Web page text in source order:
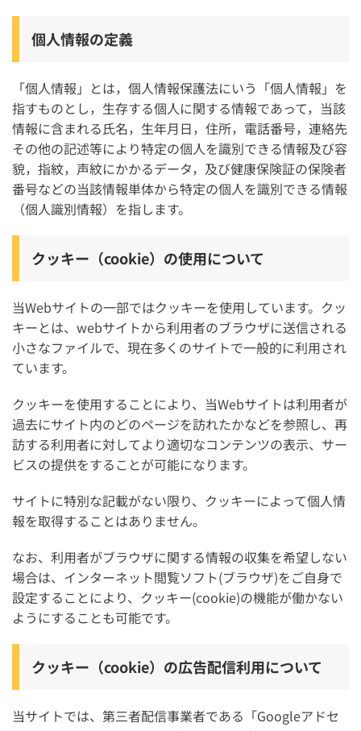
個人情報の定義
「個人情報」とは，個人情報保護法にいう「個人情報」を
指すものとし，生存する個人に関する情報であって，当該
情報に含まれる氏名，生年月日，住所，電話番号，連絡先
その他の記述等により特定の個人を識別できる情報及び容
貌，指紋，声紋にかかるデータ，及び健康保険証の保険者
番号などの当該情報単体から特定の個人を識別できる情報
（個人識別情報）を指します。
クッキー（cookie）の使用について
当Webサイトの一部ではクッキーを使用しています。クッ
キーとは、webサイトから利用者のブラウザに送信される
小さなファイルで、現在多くのサイトで一般的に利用され
ています。
クッキーを使用することにより、当Webサイトは利用者が
過去にサイト内のどのページを訪れたかなどを参照し、再
訪する利用者に対してより適切なコンテンツの表示、サー
ビスの提供をすることが可能になります。
サイトに特別な記載がない限り、クッキーによって個人情
報を取得することはありません。
なお、利用者がブラウザに関する情報の収集を希望しない
場合は、インターネット閲覧ソフト(ブラウザ)をご自身で
設定することにより、クッキー(cookie)の機能が働かない
ようにすることも可能です。
クッキー（cookie）の広告配信利用について
当サイトでは、第三者配信事業者である「Googleアドセ